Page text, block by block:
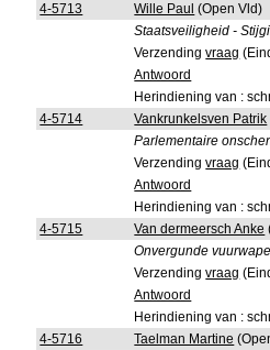
4-5713
Wille Paul (Open Vld)
Staatsveiligheid -
Verzendingvraag
Antwoord
Herindiening van :
4-5714
Vankrunkelsven Patrik
Parlementaire
Verzendingvraag
Antwoord
Herindiening van :
4-5715
Van dermeersch Anke
Onvergunde
Verzendingvraag
Antwoord
Herindiening van :
4-5716
Taelman Martine